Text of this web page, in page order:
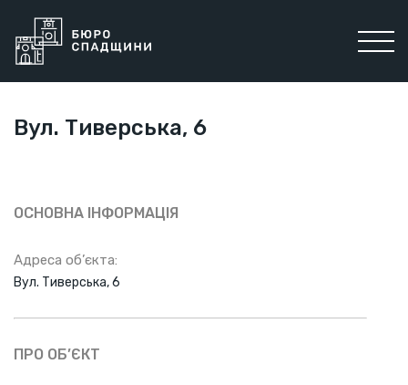
Вул. Тиверська, 6
ОСНОВНА ІНФОРМАЦІЯ
Адреса об’єкта:
Вул. Тиверська, 6
ПРО ОБ’ЄКТ